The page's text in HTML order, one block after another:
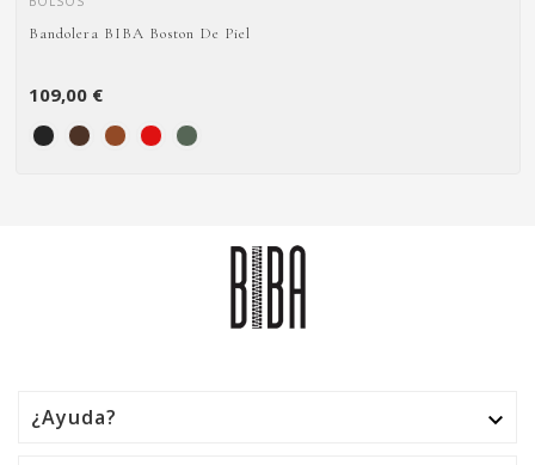
Bandolera BIBA Boston De Piel
109,00 €
¿Ayuda? 